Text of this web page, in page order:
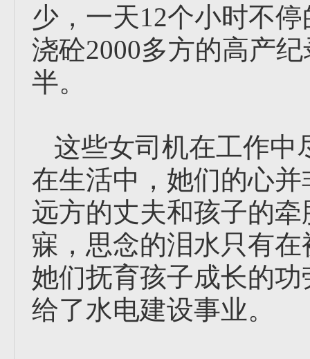
少，一天12个小时不
浇砼2000多方的高产
半。
这些女司机在工作中
在生活中，她们的心
远方的丈夫和孩子的
寐，思念的泪水只有
她们抚育孩子成长的
给了水电建设事业。